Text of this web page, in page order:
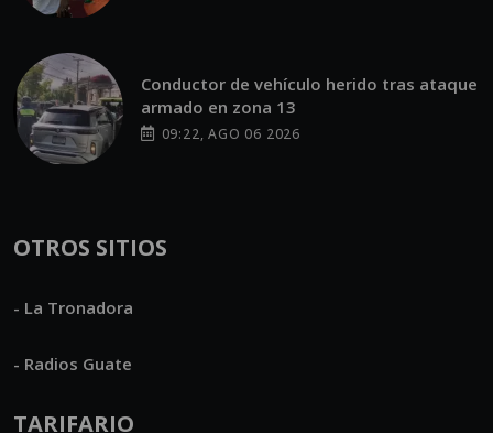
Conductor de vehículo herido tras ataque
armado en zona 13
09:22, AGO 06 2026
OTROS SITIOS
- La Tronadora
- Radios Guate
TARIFARIO